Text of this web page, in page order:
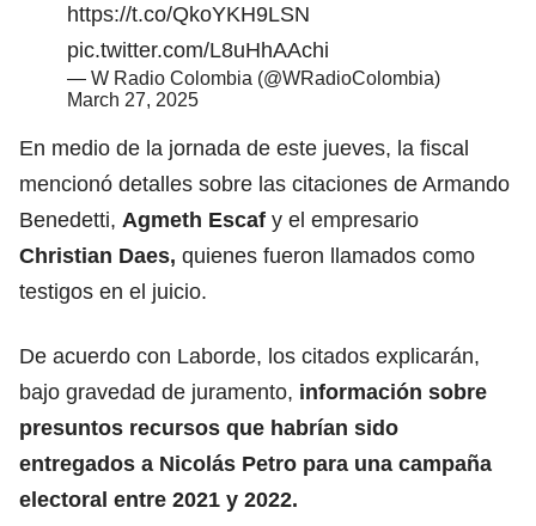
https://t.co/QkoYKH9LSN
pic.twitter.com/L8uHhAAchi
— W Radio Colombia (@WRadioColombia)
March 27, 2025
En medio de la jornada de este jueves, la fiscal
mencionó detalles sobre las citaciones de Armando
Benedetti, Agmeth Escaf y el empresario
Christian Daes, quienes fueron llamados como
testigos en el juicio.
De acuerdo con Laborde, los citados explicarán,
bajo gravedad de juramento, información sobre
presuntos recursos que habrían sido
entregados a Nicolás Petro para una campaña
electoral entre 2021 y 2022.